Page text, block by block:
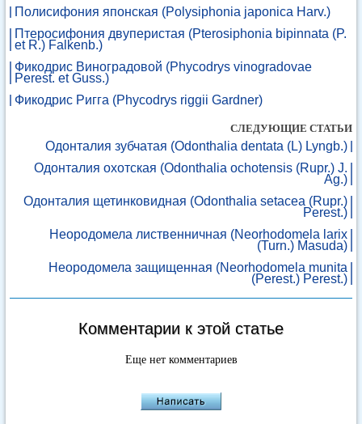
Полисифония японская (Polysiphonia japonica Harv.)
Птеросифония двуперистая (Pterosiphonia bipinnata (P.
et R.) Falkenb.)
Фикодрис Виноградовой (Phycodrys vinogradovae
Perest. et Guss.)
Фикодрис Ригга (Phycodrys riggii Gardner)
СЛЕДУЮЩИЕ СТАТЬИ
Одонталия зубчатая (Odonthalia dentata (L) Lyngb.)
Одонталия охотская (Odonthalia ochotensis (Rupr.) J.
Ag.)
Одонталия щетинковидная (Odonthalia setacea (Rupr.)
Perest.)
Неородомела лиственничная (Neorhodomela larix
(Turn.) Masuda)
Неородомела защищенная (Neorhodomela munita
(Perest.) Perest.)
Комментарии к этой статье
Еще нет комментариев